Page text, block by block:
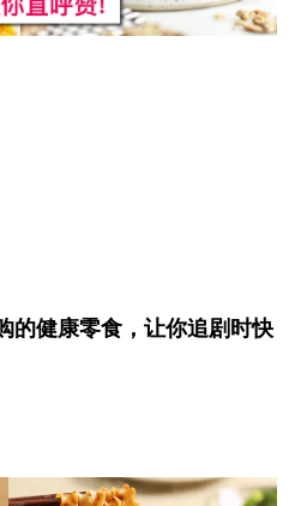
的健康零食，让你追剧时快